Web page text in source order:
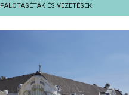
PALOTASÉTÁK ÉS VEZETÉSEK